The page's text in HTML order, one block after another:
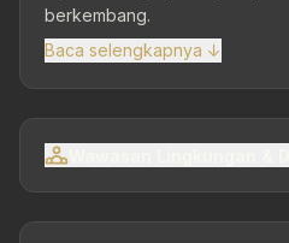
berkembang.
Baca selengkapnya ↓
Wawasan Lingkungan